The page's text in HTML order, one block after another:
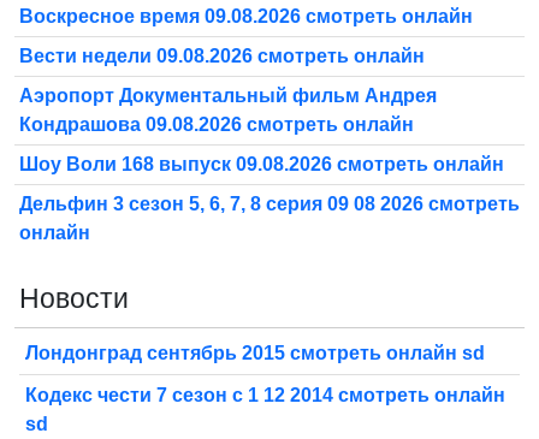
Воскресное время 09.08.2026 смотреть онлайн
Вести недели 09.08.2026 смотреть онлайн
Аэропорт Документальный фильм Андрея
Кондрашова 09.08.2026 смотреть онлайн
Шоу Воли 168 выпуск 09.08.2026 смотреть онлайн
Дельфин 3 сезон 5, 6, 7, 8 серия 09 08 2026 смотреть
онлайн
Новости
Лондонград сентябрь 2015 смотреть онлайн sd
Кодекс чести 7 сезон с 1 12 2014 смотреть онлайн
sd